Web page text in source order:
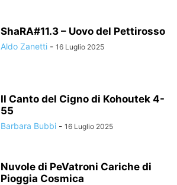
ShaRA#11.3 – Uovo del Pettirosso
Aldo Zanetti - 16 Luglio 2025
Il Canto del Cigno di Kohoutek 4-
55
Barbara Bubbi - 16 Luglio 2025
Nuvole di PeVatroni Cariche di
Pioggia Cosmica